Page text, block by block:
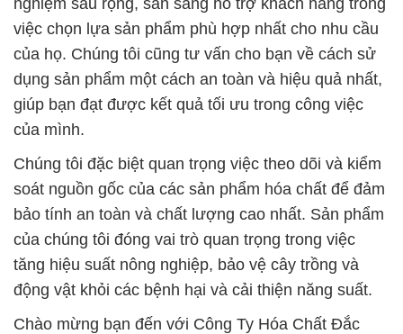
việc chọn lựa sản phẩm phù hợp nhất cho nhu cầu
của họ. Chúng tôi cũng tư vấn cho bạn về cách sử
dụng sản phẩm một cách an toàn và hiệu quả nhất,
giúp bạn đạt được kết quả tối ưu trong công việc
của mình.
Chúng tôi đặc biệt quan trọng việc theo dõi và kiểm
soát nguồn gốc của các sản phẩm hóa chất để đảm
bảo tính an toàn và chất lượng cao nhất. Sản phẩm
của chúng tôi đóng vai trò quan trọng trong việc
tăng hiệu suất nông nghiệp, bảo vệ cây trồng và
động vật khỏi các bệnh hại và cải thiện năng suất.
Chào mừng bạn đến với Công Ty Hóa Chất Đắc